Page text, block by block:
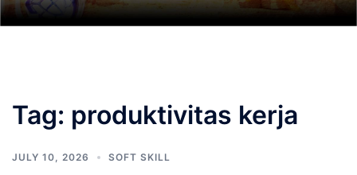
Tag: produktivitas kerja
JULY 10, 2026 SOFT SKILL